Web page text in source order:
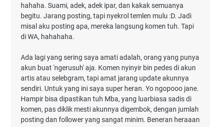
hahaha. Suami, adek, adek ipar, dan kakak semuanya
begitu. Jarang posting, tapi nyekrol temlen mulu :D. Jadi
misal aku posting apa, mereka langsung komen tuh. Tapi
di WA, hahahaha.
Ada lagi yang sering saya amati adalah, orang yang punya
akun buat 'ngerusuh' aja. Komen nyinyir bin pedes di akun
artis atau selebgram, tapi amat jarang update akunnya
sendiri. Untuk yang ini saya super heran. Yo ngopooo jane.
Hampir bisa dipastikan tuh Mba, yang luarbiasa sadis di
komen, pas diklik mesti akunnya digembok, dengan jumlah
posting dan follower yang sangat minim. Beneran heraaan